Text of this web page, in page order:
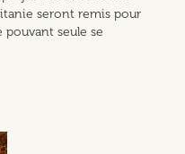
seront remis pour
seule se